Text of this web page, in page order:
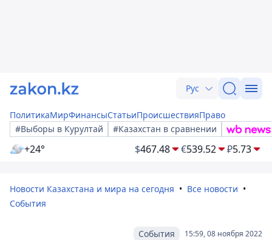
Рус
ПолитикаМирФинансыСтатьиПроисшествияПраво
#Выборы в Курултай
#Казахстан в сравнении
+24° $467.48 €539.52 ₽5.73
Новости Казахстана и мира на сегодня
Все новости
События
15:59, 08 ноября 2022
События